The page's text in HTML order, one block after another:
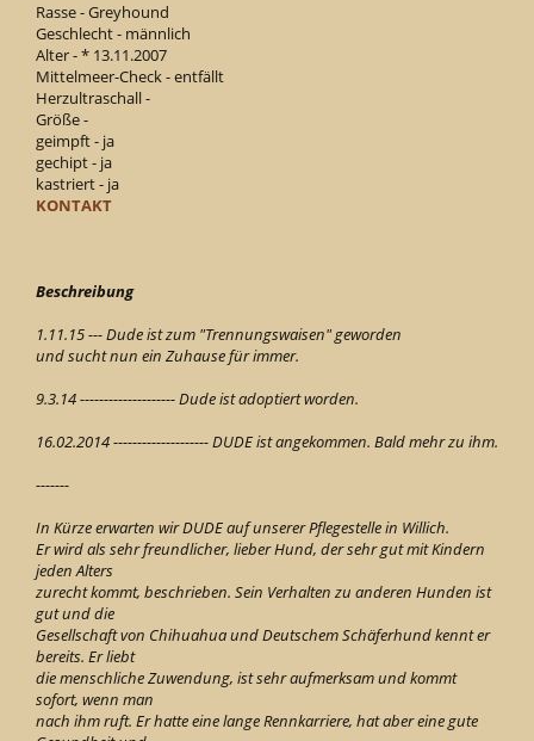
Rasse - Greyhound
Geschlecht - männlich
Alter - * 13.11.2007
Mittelmeer-Check - entfällt
Herzultraschall -
Größe -
geimpft - ja
gechipt - ja
kastriert - ja
KONTAKT
Beschreibung
1.11.15 --- Dude ist zum "Trennungswaisen" geworden
und sucht nun ein Zuhause für immer.
9.3.14 -------------------- Dude ist adoptiert worden.
16.02.2014 -------------------- DUDE ist angekommen. Bald mehr zu ihm.
-------
In Kürze erwarten wir DUDE auf unserer Pflegestelle in Willich.
Er wird als sehr freundlicher, lieber Hund, der sehr gut mit Kindern
jeden Alters
zurecht kommt, beschrieben. Sein Verhalten zu anderen Hunden ist
gut und die
Gesellschaft von Chihuahua und Deutschem Schäferhund kennt er
bereits. Er liebt
die menschliche Zuwendung, ist sehr aufmerksam und kommt
sofort, wenn man
nach ihm ruft. Er hatte eine lange Rennkarriere, hat aber eine gute